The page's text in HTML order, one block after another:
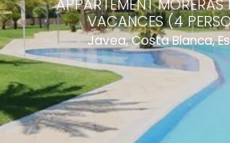
APPARTEMENT
VACANCES (4
Javea, Costa Blanca,